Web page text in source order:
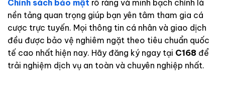
Chính sách bảo mật rõ ràng và minh bạch chính là
nền tảng quan trọng giúp bạn yên tâm tham gia cá
cược trực tuyến. Mọi thông tin cá nhân và giao dịch
đều được bảo vệ nghiêm ngặt theo tiêu chuẩn quốc
tế cao nhất hiện nay. Hãy đăng ký ngay tại C168 để
trải nghiệm dịch vụ an toàn và chuyên nghiệp nhất.